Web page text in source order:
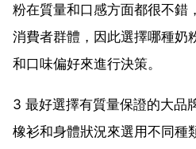
粉在質量和口感方面都很不錯
消費者群體，因此選擇哪種奶
和口味偏好來進行決策。
3 最好選擇有質量保證的大品
橡衫和身體狀況來選用不同種